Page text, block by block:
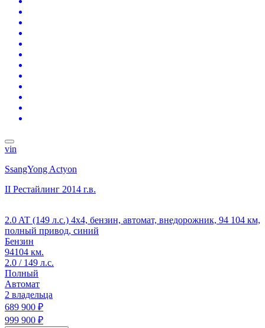
vin
SsangYong Actyon
II Рестайлинг 2014 г.в.
2.0 AT (149 л.с.) 4x4, бензин, автомат, внедорожник, 94 104 км,
полный привод, синий
Бензин
94104 км.
2.0 / 149 л.с.
Полный
Автомат
2 владельца
689 900 ₽
999 900 ₽